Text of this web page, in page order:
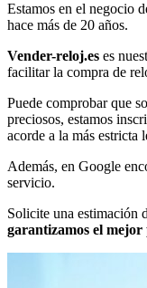
Estamos en el negocio
hace más de 20 años.
Vender-reloj.es es
facilitar la compra de
Puede comprobar que
preciosos, estamos
acorde a la más estricta
Además, en Google
servicio.
Solicite una estimación
garantizamos el